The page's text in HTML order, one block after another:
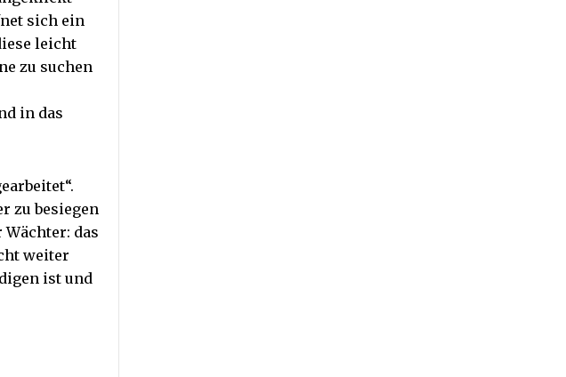
sich ein
leicht
zu suchen
in das
zu besiegen
das
weiter
ist und